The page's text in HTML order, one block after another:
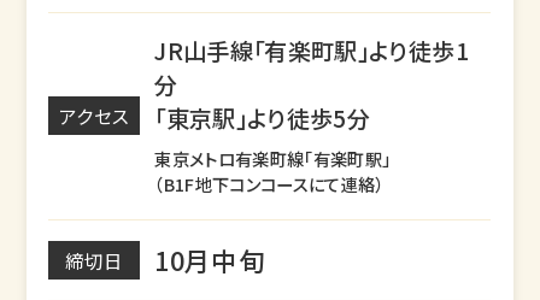
アクセス
JR山手線「有楽町駅」より徒歩1
分
「東京駅」より徒歩5分
東京メトロ有楽町線「有楽町駅」
（B1F地下コンコースにて連絡）
締切日 10月中旬